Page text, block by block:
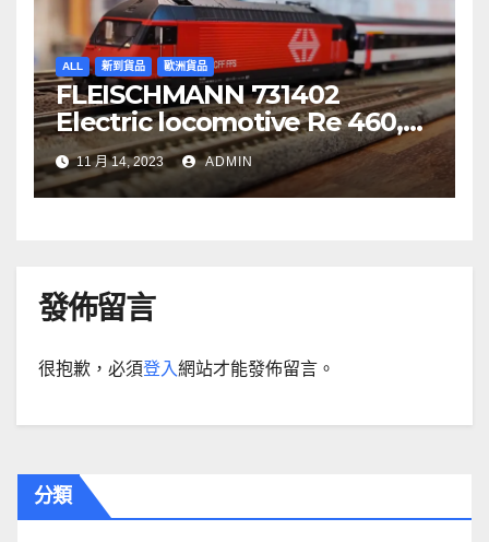
ALL 新到貨品 歐洲貨品
FLEISCHMANN 731402
Electric locomotive Re 460,
SBB
11 月 14, 2023 ADMIN
發佈留言
很抱歉，必須登入網站才能發佈留言。
分類